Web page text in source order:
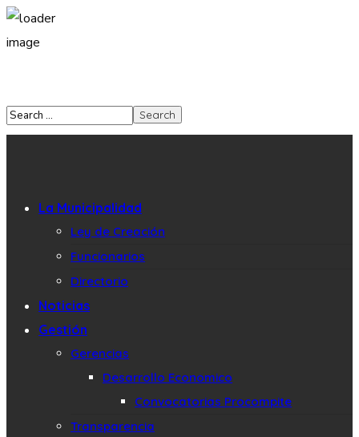
La Municipalidad
Ley de Creación
Funcionarios
Directorio
Noticias
Gestión
Gerencias
Desarrollo Economico
Convocatorias Procompite
Transparencia